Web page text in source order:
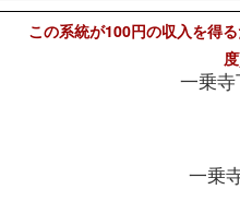
この系統が100円の収入を得
一乗
一乗